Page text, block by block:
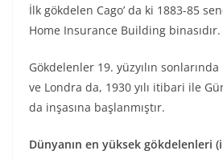
İlk gökdelen Cago’ da ki 1883-85
Home Insurance Building binasıdır.
Gökdelenler 19. yüzyılın
ve Londra da, 1930 yılı itibari ile
da inşasına başlanmıştır.
Dünyanın en yüksek gökdelenleri